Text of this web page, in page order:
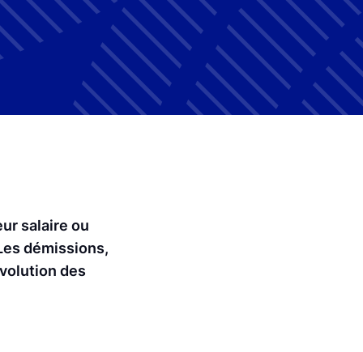
salaire ou
démissions,
des